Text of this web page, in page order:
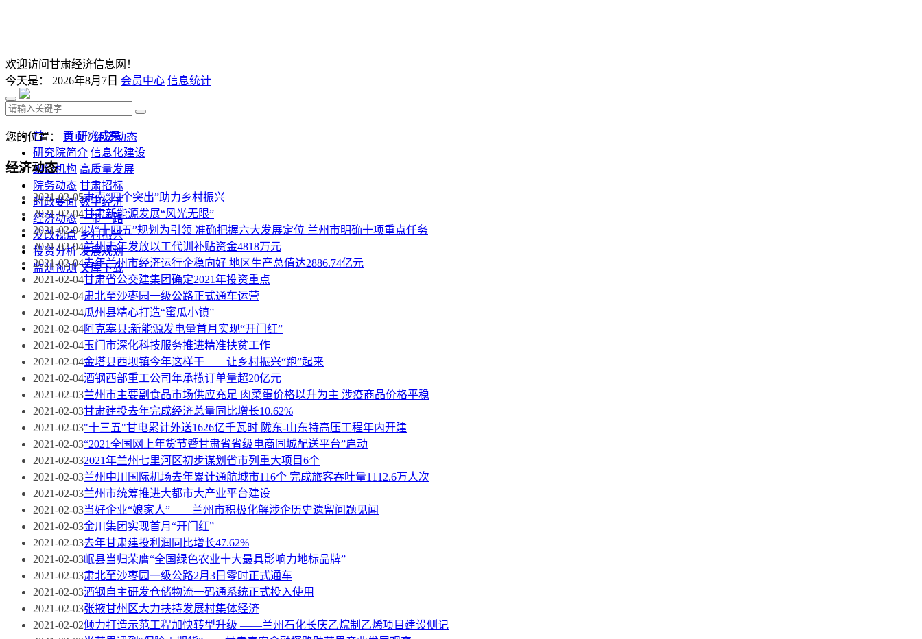
欢迎访问甘肃经济信息网！
今天是： 2026年8月7日 会员中心 信息统计
首 页 研究成果
研究院简介 信息化建设
组织机构 高质量发展
院务动态 甘肃招标
时政要闻 数字经济
经济动态 一带一路
发改视点 乡村振兴
投资分析 发展规划
监测预测 文库下载
您的位置： 首页/经济动态
经济动态
2021-02-05肃南“四个突出”助力乡村振兴
2021-02-04甘肃新能源发展“风光无限”
2021-02-04以“十四五”规划为引领 准确把握六大发展定位 兰州市明确十项重点任务
2021-02-04兰州去年发放以工代训补贴资金4818万元
2021-02-04去年兰州市经济运行企稳向好 地区生产总值达2886.74亿元
2021-02-04甘肃省公交建集团确定2021年投资重点
2021-02-04肃北至沙枣园一级公路正式通车运营
2021-02-04瓜州县精心打造“蜜瓜小镇”
2021-02-04阿克塞县:新能源发电量首月实现“开门红”
2021-02-04玉门市深化科技服务推进精准扶贫工作
2021-02-04金塔县西坝镇今年这样干——让乡村振兴“跑”起来
2021-02-04酒钢西部重工公司年承揽订单量超20亿元
2021-02-03兰州市主要副食品市场供应充足 肉菜蛋价格以升为主 涉疫商品价格平稳
2021-02-03甘肃建投去年完成经济总量同比增长10.62%
2021-02-03"十三五"甘电累计外送1626亿千瓦时 陇东-山东特高压工程年内开建
2021-02-03“2021全国网上年货节暨甘肃省省级电商同城配送平台”启动
2021-02-032021年兰州七里河区初步谋划省市列重大项目6个
2021-02-03兰州中川国际机场去年累计通航城市116个 完成旅客吞吐量1112.6万人次
2021-02-03兰州市统筹推进大都市大产业平台建设
2021-02-03当好企业“娘家人”——兰州市积极化解涉企历史遗留问题见闻
2021-02-03金川集团实现首月“开门红”
2021-02-03去年甘肃建投利润同比增长47.62%
2021-02-03岷县当归荣膺“全国绿色农业十大最具影响力地标品牌”
2021-02-03肃北至沙枣园一级公路2月3日零时正式通车
2021-02-03酒钢自主研发仓储物流一码通系统正式投入使用
2021-02-03张掖甘州区大力扶持发展村集体经济
2021-02-02倾力打造示范工程加快转型升级 ——兰州石化长庆乙烷制乙烯项目建设侧记